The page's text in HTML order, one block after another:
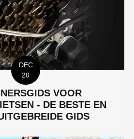
DEC
20
VOOR
- DE BESTE EN
GIDS